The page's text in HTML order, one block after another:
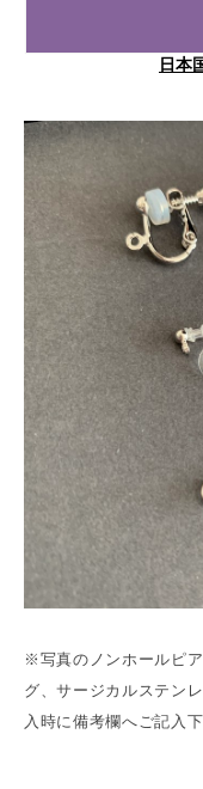
日本
※写真のノンホールピ
グ、サージカルステン
入時に備考欄へご記入下